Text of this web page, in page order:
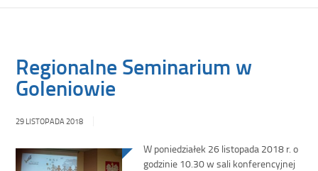
Regionalne Seminarium w
Goleniowie
29 LISTOPADA 2018
W poniedziałek 26 listopada 2018 r. o
godzinie 10.30 w sali konferencyjnej